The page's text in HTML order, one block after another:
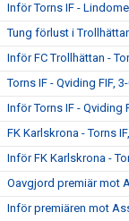
Inför Torns IF -
Tung förlust i
Inför FC Trollhättan -
Torns IF - Qviding FIF,
Inför Torns IF - Qviding
FK Karlskrona - Torns
Inför FK Karlskrona -
Oavgjord premiär mot
Inför premiären mot